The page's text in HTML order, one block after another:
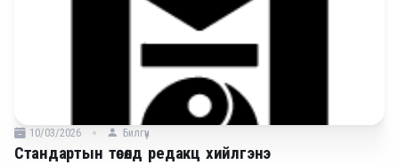
10/03/2026 Билгүүн
Стандартын төсөлд редакц хийлгэнэ